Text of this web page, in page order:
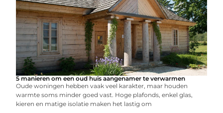
5 manieren om een oud huis aangenamer te verwarmen
Oude woningen hebben vaak veel karakter, maar houden
warmte soms minder goed vast. Hoge plafonds, enkel glas,
kieren en matige isolatie maken het lastig om